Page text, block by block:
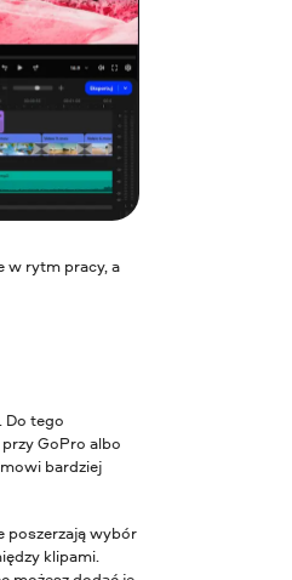
w rytm pracy, a
Do tego
GoPro albo
bardziej
poszerzają wybór
klipami.